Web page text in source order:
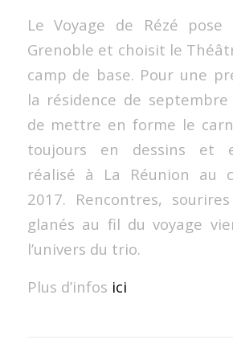
Le Voyage de Rézé pose
Grenoble et choisit le
camp de base. Pour une
la résidence de septembre
de mettre en forme le
toujours en dessins et
réalisé à La Réunion au
2017. Rencontres,
glanés au fil du voyage
l’univers du trio.
Plus d’infos ici